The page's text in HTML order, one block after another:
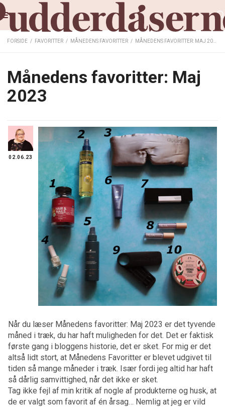
FORSIDE / FAVORITTER / MÅNEDENS FAVORITTER / MÅNEDENS FAVORITTER: MAJ 2023
Månedens favoritter: Maj
2023
02.06.23
Når du læser Månedens favoritter: Maj 2023 er det tyvende
måned i træk, du har haft muligheden for det. Det er faktisk
første gang i bloggens historie, det er sket. For mig er det
altså lidt stort, at Månedens Favoritter er blevet udgivet til
tiden så mange måneder i træk. Især fordi jeg altid har haft
så dårlig samvittighed, når det ikke er sket.
Tag ikke fejl af min kritik af nogle af produkterne og husk, at
de er valgt som favorit af én årsag… Nemlig at jeg er vild